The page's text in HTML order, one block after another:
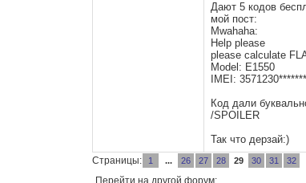
Дают 5 кодов
мой пост:
Mwahaha:
Help please
please calculate
Model: E1550
IMEI:
Код дали
/SPOILER
Так что дерзай:)
Страницы: 1 ... 26 27 28 29 30 31 32
Перейти на другой форум: